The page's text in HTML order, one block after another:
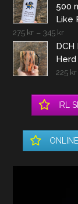
500
Like
275 kr – 345 kr
DCH
Herd
225 kr
IRL